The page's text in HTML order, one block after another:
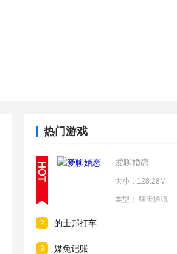
热门游戏
爱聊婚恋
大小：128.28M
类型： 聊天通讯
2 的士邦打车
3 媒兔记账